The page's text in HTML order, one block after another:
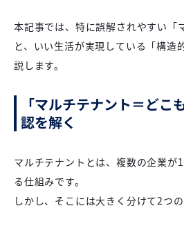
本記事では、特に誤解されやすい「
と、いい生活が実現している「構造
説します。
「マルチテナント＝どこ
認を解く
マルチテナントとは、複数の企業が
る仕組みです。
しかし、そこには大きく分けて2つ